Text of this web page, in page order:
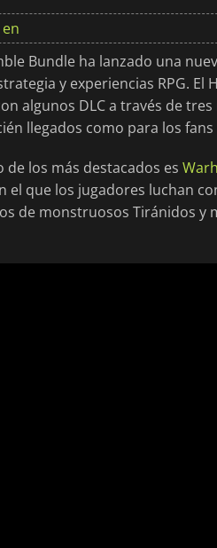
Bundle ha lanzado una
y experiencias RPG. El
algunos DLC a través de tres
llegados como para los
de los más destacados es
el que los jugadores luchan
de monstruosos Tiránidos y